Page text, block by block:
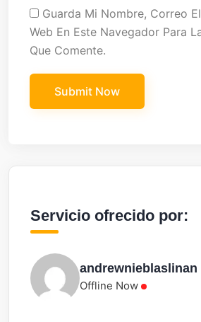
Guarda Mi Nombre, Correo
Web En Este Navegador Para
Que Comente.
Servicio ofrecido por:
andrewnieblaslinan
Offline Now